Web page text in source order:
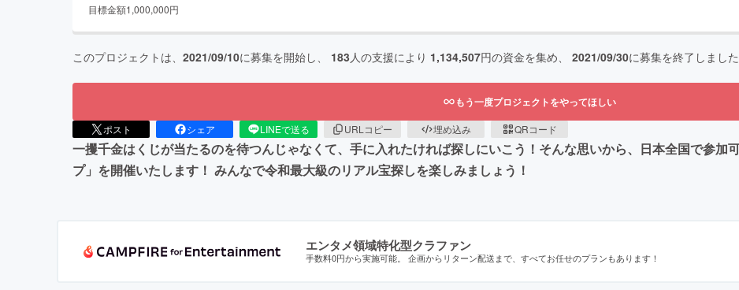
目標金額1,000,000円
このプロジェクトは、 2021/09/10に募集を開始し、 183人の支援により 1,134,507円の資金を集め、 2021/09/30に募集を終了しました
もう一度プロジェクトをやってほしい
ポスト シェア LINEで送る URLコピー 埋め込み QRコード
一攫千金はくじが当たるのを待つんじゃなくて、手に入れたければ探しにいこう！そんな思いから、日本全国で参
プ」を開催いたします！ みんなで令和最大級のリアル宝探しを楽しみましょう！
エンタメ領域特化型クラファン
手数料0円から実施可能。 企画からリターン配送まで、すべてお任せのプランもあります！